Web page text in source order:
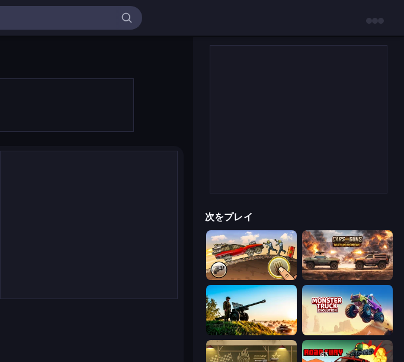
次をプレイ
Earn to Die: Zombie Ride Cars with Guns: Wasteland Showdown
Artillery Vs Tanks Monster Truck Evolution